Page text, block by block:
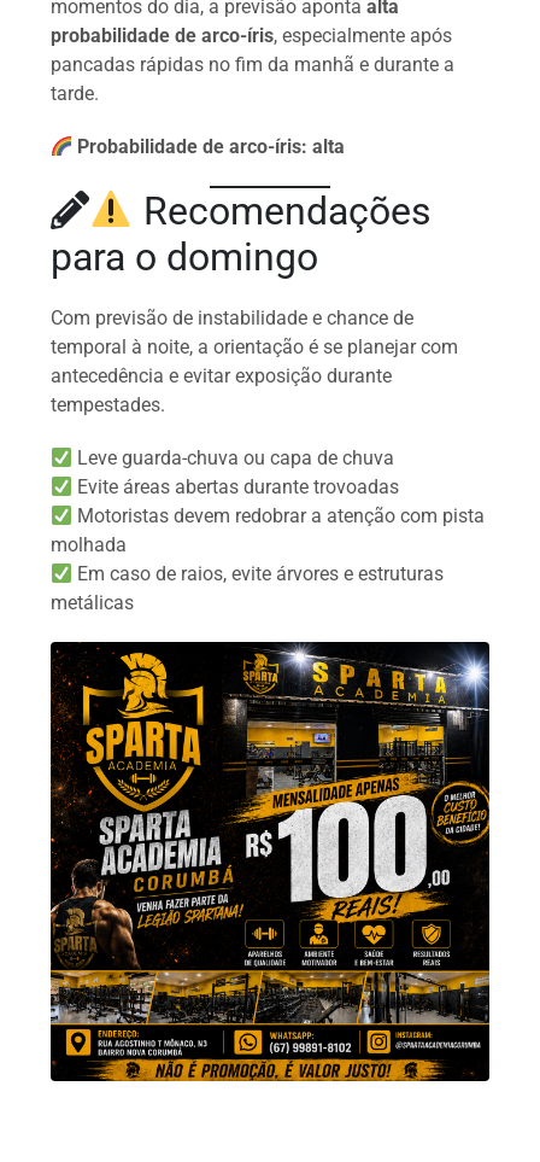
momentos do dia, a previsão apontaalta
probabilidade de arco-íris, especialmente após
pancadas rápidas no fim da manhã e durante a
tarde.
Probabilidade de arco-íris: alta
Recomendações
para o domingo
Com previsão de instabilidade e chance de
temporal à noite, a orientação é se planejar com
antecedência e evitar exposição durante
tempestades.
Leve guarda-chuva ou capa de chuva
Evite áreas abertas durante trovoadas
Motoristas devem redobrar a atenção com pista
molhada
Em caso de raios, evite árvores e estruturas
metálicas